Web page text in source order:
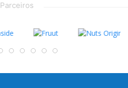
Parceiros